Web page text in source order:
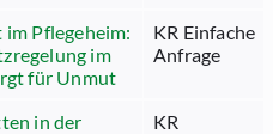
Pflegeheim:
im
für Unmut
KR Einfache
Anfrage
in der
KR